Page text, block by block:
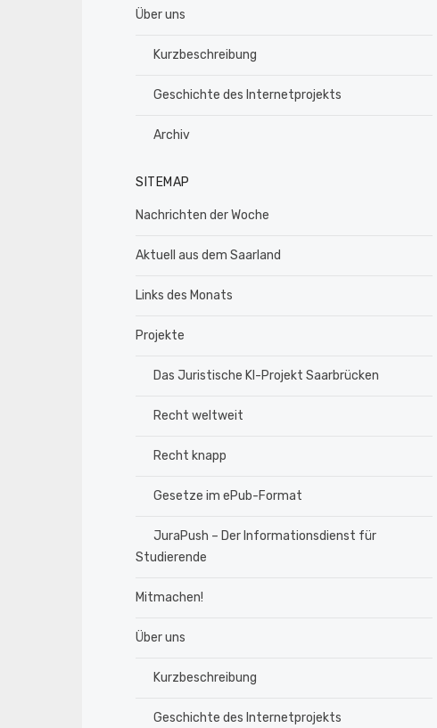
Über uns
Kurzbeschreibung
Geschichte des Internetprojekts
Archiv
SITEMAP
Nachrichten der Woche
Aktuell aus dem Saarland
Links des Monats
Projekte
Das Juristische KI-Projekt Saarbrücken
Recht weltweit
Recht knapp
Gesetze im ePub-Format
JuraPush – Der Informationsdienst für
Studierende
Mitmachen!
Über uns
Kurzbeschreibung
Geschichte des Internetprojekts